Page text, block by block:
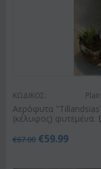
ΚΩΔΙΚΟΣ:
Αερόφυτα
(κέλυφος) φυτεμένα.
€67.00 €59.99